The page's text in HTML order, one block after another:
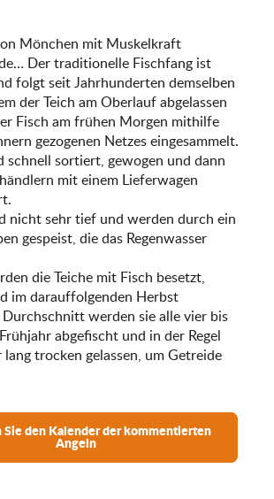
Mönchen mit Muskelkraft
Der traditionelle Fischfang ist
folgt seit Jahrhunderten demselben
der Teich am Oberlauf abgelassen
Fisch am frühen Morgen mithilfe
gezogenen Netzes eingesammelt.
schnell sortiert, gewogen und dann
mit einem Lieferwagen
nicht sehr tief und werden durch ein
gespeist, die das Regenwasser
die Teiche mit Fisch besetzt,
im darauffolgenden Herbst
werden sie alle vier bis
abgefischt und in der Regel
lang trocken gelassen, um Getreide
Sie den Kalender der kommentierten
Angeln